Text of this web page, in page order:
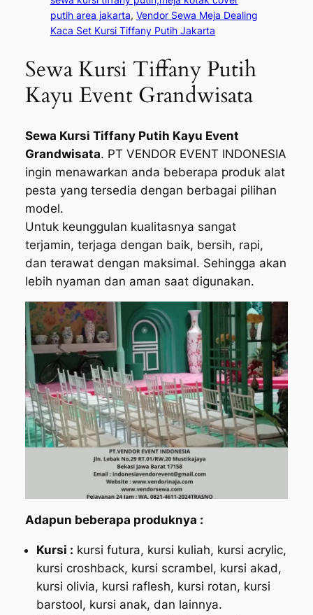
putih area jakarta, Vendor Sewa Meja Dealing
Kaca Set Kursi Tiffany Putih Jakarta
Sewa Kursi Tiffany Putih
Kayu Event Grandwisata
Sewa Kursi Tiffany Putih Kayu Event
Grandwisata. PT VENDOR EVENT INDONESIA
ingin menawarkan anda beberapa produk alat
pesta yang tersedia dengan berbagai pilihan
model.
Untuk keunggulan kualitasnya sangat
terjamin, terjaga dengan baik, bersih, rapi,
dan terawat dengan maksimal. Sehingga akan
lebih nyaman dan aman saat digunakan.
Adapun beberapa produknya :
Kursi : kursi futura, kursi kuliah, kursi acrylic,
kursi croshback, kursi scrambel, kursi akad,
kursi olivia, kursi raflesh, kursi rotan, kursi
barstool, kursi anak, dan lainnya.